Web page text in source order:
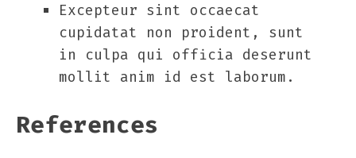
Excepteur sint occaecat
cupidatat non proident, sunt
in culpa qui officia deserunt
mollit anim id est laborum.
References